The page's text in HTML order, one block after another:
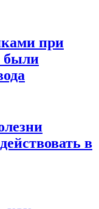
при
были
в